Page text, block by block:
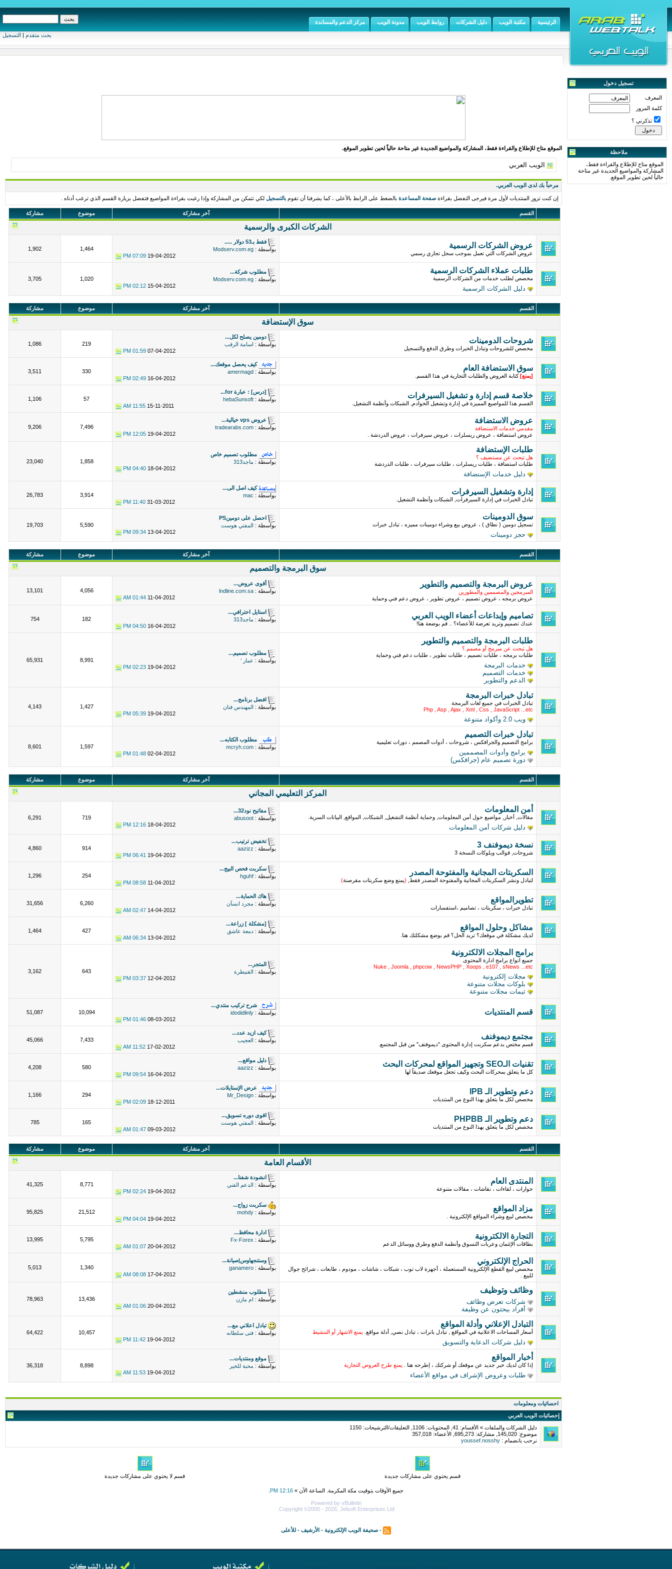
بحث متقدم | التسجيل
الرئيسية مكتبة الويب دليل الشركات روابط الويب مدونة الويب مركز الدعم والمساندة
تسجيل دخول
المعرف
كلمة المرور
تذكرني ؟
ملاحظة
الموقع متاح للإطلاع والقراءة فقط،
المشاركة والمواضيع الجديدة غير متاحة
حالياً لحين تطوير الموقع.
الموقع متاح للإطلاع والقراءة فقط، المشاركة والمواضيع الجديدة غير متاحة حالياً لحين تطوير الموقع.
الويب العربي
مرحباً بك لدى الويب العربي.
إن كنت تزور المنتديات لأول مرة فيرجى التفضل بقراءة صفحة المساعدة بالضغط على الرابط بالأعلى ، كما يشرفنا أن تقوم بالتسجيل لكي تتمكن من المشاركة وإذا رغبت بقراءة المواضيع فتفضل بزيارة القسم الذي ترغب أدناه .
القسم آخر مشاركة موضوع مشاركة
الشركات الكبرى والرسمية
عروض الشركات الرسمية
عروض الشركات التي تعمل بموجب سجل تجاري رسمي
فقط بـ53 دولار .....
بواسطة : Modserv.com.eg
19-04-2012
07:09 PM
1,464
1,902
طلبات عملاء الشركات الرسمية
مخصص لطلب خدمات من الشركات الرسمية
دليل الشركات الرسمية
مطلوب شركة...
بواسطة : Modserv.com.eg
15-04-2012
02:12 PM
1,020
3,705
القسم آخر مشاركة موضوع مشاركة
سوق الإستضافة
شروحات الدومينات
مخصص للشروحات وتبادل الخبرات وطرق الدفع والتسجيل
دومين يصلح لكل...
بواسطة : اسامة الرقب
07-04-2012
01:59 PM
219
1,086
سوق الاستضافة العام
[يمنع] كتابة العروض والطلبات التجارية في هذا القسم.
كيف يحصل موقعك...
بواسطة : amermagd
16-04-2012
02:49 PM
330
3,511
خلاصة قسم إدارة و تشغيل السيرفرات
القسم هذا للمواضيع المميزة في إدارة وتشغيل الخوادم, الشبكات وأنظمة التشغيل.
[درس] : عبارة for...
بواسطة : hebaSunsoft
15-11-2011
11:55 AM
57
1,106
عروض الاستضافة
مقدمي خدمات الاستضافة
عروض استضافة ، عروض ريسلرات ، عروض سيرفرات ، عروض الدردشة .
عروض vps خيالية...
بواسطة : tradearabs.com
19-04-2012
12:05 PM
7,496
9,206
طلبات الإستضافة
هل تبحث عن مستضيف ؟
طلبات استضافة ، طلبات ريسلرات ، طلبات سيرفرات ، طلبات الدردشة
دليل خدمات الإستضافة
مطلوب تصميم خاص
بواسطة : ماجد313
18-04-2012
04:40 PM
1,858
23,040
إدارة وتشغيل السيرفرات
تبادل الخبرات في إدارة السيرفرات, الشبكات وأنظمة التشغيل.
كيف اصل الى...
بواسطة : mac
31-03-2012
11:40 PM
3,914
26,783
سوق الدومينات
تسجيل دومين ( نطاق ) ، عروض بيع وشراء دومينات مميزه ، تبادل خبرات
حجز دومينات
احصل على دومينPS
بواسطة :
المفتي هوست
13-04-2012
09:34 PM
5,590
19,703
القسم آخر مشاركة موضوع مشاركة
سوق البرمجة والتصميم
عروض البرمجة والتصميم والتطوير
المبرمجين والمصممين والمطورين
عروض برمجه ، عروض تصميم ، عروض تطوير ، عروض دعم فني وحماية
أقوى عروض...
بواسطة : lndline.com.sa
11-04-2012
01:44 AM
4,056
13,101
تصاميم وإبداعات أعضاء الويب العربي
عندك تصميم وتريد تعرضة للأعضاء؟ .. قم بوضعة هنا!
استايل احترافي...
بواسطة : ماجد313
16-04-2012
04:50 PM
182
754
طلبات البرمجة والتصميم والتطوير
هل تبحث عن مبرمج أو مصمم ؟
طلبات برمجه ، طلبات تصميم ، طلبات تطوير ، طلبات دعم فني وحماية
خدمات البرمجة
خدمات التصميم
الدعم والتطوير
مطلوب تصميم...
بواسطة : عمار ‘
19-04-2012
02:23 PM
8,991
65,931
تبادل خبرات البرمجة
تبادل الخبرات في جميع لغات البرمجة
Php , Asp , Ajax , Xml , Css , JavaScript ...etc
ويب 2.0 وأكواد متنوعة
افضل برنامج...
بواسطة :
المهندس فنان
19-04-2012
05:39 PM
1,427
4,143
تبادل خبرات التصميم
برامج التصميم والجرافكس ، شروحات ، أدوات المصمم ، دورات تعليمية
برامج وأدوات المصممين
دورة تصميم عام (جرافكس)
مطلوب الكتابه...
بواسطة : mcryh.com
02-04-2012
01:48 PM
1,597
8,601
القسم آخر مشاركة موضوع مشاركة
المركز التعليمي المجاني
أمن المعلومات
مقالات, أخبار, مواضيع حول أمن المعلومات, وحماية أنظمة التشغيل, الشبكات, المواقع, البيانات السرية.
دليل شركات أمن المعلومات
مفاتيح نود32...
بواسطة : abusoot
18-04-2012
12:16 PM
719
6,291
نسخة ديموفنف 3
شروحات, قوالب وبلوكات النسخة 3
تخفيض ترتيب...
بواسطة : aazizz
19-04-2012
06:41 PM
914
4,860
السكربتات المجانية والمفتوحة المصدر
لتبادل ونشر السكربتات المجانية والمفتوحة المصدر فقط, (يمنع وضع سكربتات مقرصنة)
سكربت فحص البيج...
بواسطة : hguhf
11-04-2012
08:58 PM
254
1,296
تطويرالمواقع
تبادل خبرات ، سكربتات ، تصاميم ،استفسارات
هاك الحماية...
بواسطة : مجرد انسآن
14-04-2012
02:47 AM
6,260
31,656
مشاكل وحلول المواقع
لديك مشكلة في موقعك؟ تريد الحل؟ قم بوضع مشكلتك هنا.
[مشكلة ] زراعة...
بواسطة : دمعة عاشق
13-04-2012
06:34 AM
427
1,464
برامج المجلات الالكترونية
جميع انواع برامج ادارة المحتوى
Nuke , Joomla , phpcow , NewsPHP , Xoops , e107 , sNews ...etc
مجلات إلكترونية
بلوكات مجلات متنوعة
ثيمات مجلات متنوعة
المتجر...
بواسطة :
القنيطرة
12-04-2012
03:37 PM
643
3,162
قسم المنتديات
شرح تركيب منتدي...
بواسطة : idodidlinly
08-03-2012
01:46 PM
10,094
51,087
مجتمع ديموفنف
قسم مختص بدعم سكربت إدارة المحتوى "ديموفنف" من قبل المجتمع.
كيف ازيد عدد...
بواسطة :
العجيب
17-02-2012
11:52 AM
7,433
45,066
تقنيات الـSEO وتجهيز المواقع لمحركات البحث
كل ما يتعلق بمحركات البحث وكيف تجعل موقعك صديقاً لها
دليل مواقع...
بواسطة : aazizz
16-04-2012
09:54 PM
580
4,208
دعم وتطوير الـ IPB
مخصص لكل ما يتعلق بهذا النوع من المنتديات
عرض الإستايلات...
بواسطة : Mr_Design
18-12-2011
02:09 PM
294
1,166
دعم وتطوير الـ PHPBB
مخصص لكل ما يتعلق بهذا النوع من المنتديات
اقوى دوره تسويق...
بواسطة :
المفتي هوست
09-03-2012
01:47 AM
165
785
القسم آخر مشاركة موضوع مشاركة
الأقسام العامة
المنتدى العام
حوارات ، لقاءات ، نقاشات ، مقالات متنوعة
انشودة شفنا...
بواسطة :
الدعم الفني
19-04-2012
02:24 PM
8,771
41,325
مزاد المواقع
مخصص لبيع وشراء المواقع الإلكترونية .
سكربت زواج...
بواسطة : mohdy
19-04-2012
04:04 PM
21,512
95,825
التجارة الالكترونية
بطاقات الإئتمان وعربات التسوق وأنظمة الدفع وطرق ووسائل الدعم
ادارة محافظ...
بواسطة : Fx-Forex
20-04-2012
01:07 AM
5,795
13,995
الحراج الإلكتروني
مخصص لبيع القطع الإلكترونية المستعملة ، أجهزة لاب توب ، شبكات ، شاشات ، مودوم ، طابعات ، شرائح جوال
للبيع .
وستنجهاوس|صيانة...
بواسطة : ganamero
17-04-2012
08:08 AM
1,340
5,013
وظائف وتوظيف
شركات تعرض وظائف
أفراد يبحثون عن وظيفة
مطلوب منشطين
بواسطة :
ام مازن
20-04-2012
01:06 AM
13,436
78,963
التبادل الإعلاني وأدلة المواقع
أسعار المساحات الاعلانية في المواقع , تبادل بانرات ، تبادل نصي, أدلة مواقع. يمنع الاشهار أو التنشيط
دليل شركات الدعاية والتسويق
تبادل اعلاني مع...
بواسطة : فتى سلطانه
19-04-2012
11:42 PM
10,457
64,422
أخبار المواقع
إذا كان لديك خبر جديد عن موقعك أو شركتك ، إطرحه هنا . يمنع طرح العروض التجارية
طلبات وعروض الإشراف في مواقع الأعضاء
موقع ومنتديات...
بواسطة : محبة للخير
19-04-2012
11:53 AM
8,898
36,318
احصائيات ومعلومات
إحصائيات الويب العربي
دليل الشركات والملفات » الأقسام: 41, المحتويات: 1106, التعليقات/الترشيحات: 1150
موضوع: 145,020, مشاركة: 695,273, الأعضاء: 357,018
نرحب بانضمام : youssef.nosshy
قسم يحتوي على مشاركات جديدة قسم لا يحتوي على مشاركات جديدة
جميع الأوقات بتوقيت مكة المكرمة. الساعة الآن » 12:16 PM
Powered by vBulletin
Copyright ©2000 - 2026, Jelsoft Enterprises Ltd.
- صحيفة الويب الإلكترونية - الأرشيف - للأعلى